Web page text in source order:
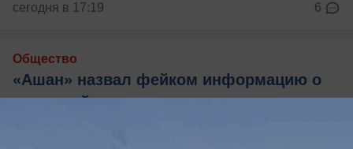
сегодня в 17:19 6
Общество
«Ашан» назвал фейком информацию о
кишечной палочке в ростовском салате